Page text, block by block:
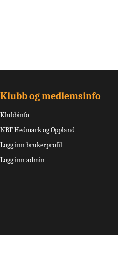
Klubb og medlemsinfo
Klubbinfo
NBF Hedmark og Oppland
Logg inn brukerprofil
Logg inn admin